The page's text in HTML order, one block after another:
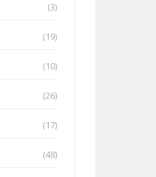
(3)
(19)
(10)
(26)
(17)
(48)